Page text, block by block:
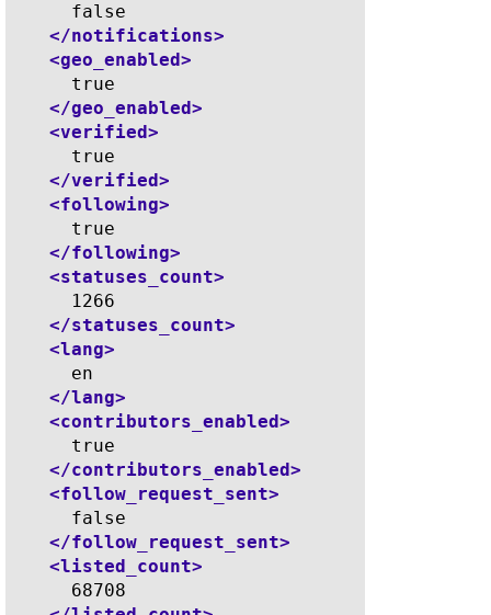
      false
</notifications>
<geo_enabled>
      true
</geo_enabled>
<verified>
      true
</verified>
<following>
      true
</following>
<statuses_count>
      1266
</statuses_count>
<lang>
      en
</lang>
<contributors_enabled>
      true
</contributors_enabled>
<follow_request_sent>
      false
</follow_request_sent>
<listed_count>
      68708